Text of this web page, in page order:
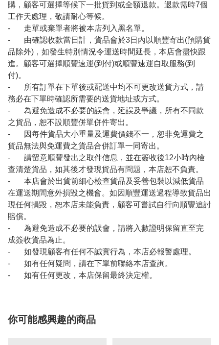
購，顧客可選擇等候下一批貨到或全額退款。退款需時7個
工作天處理，敬請耐心等候。
- 走單或棄單者將被本店列入黑名單。
- 由確認收款當日計，貨品會於3日內以順豐寄出(預購貨
品除外)，如發生特別情況令運送時間延長，本店會盡快跟
進。顧客可選擇順豐速運(到付)或順豐速運自取服務(到
付)。
- 所有訂單在下單後或配送中均不可更改送貨方式，請
務必在下單時確認所需要的送貨地址或方式。
- 為避免造成不必要的誤會，延誤及爭議，所有不同款
之貨品，恕不設順豐併單併件寄出。
- 因每件貨品大小重量及運費價錢不一，恕非免運費之
貨品無法與免運費之貨品合併訂單一同寄出。
- 請留意順豐發出之取件信息，並在簽收後12小時內檢
查清楚貨品，如其後才發現貨品有問題，本店恕不負責。
- 本店會於出貨前細心檢查貨品及妥善包裝以減低貨品
在運送期間意外損毀之機會。如因順豐運送過程導致貨品出
現任何損毀，恕本店未能負責，顧客可嘗試自行向順豐追討
賠償。
- 為避免造成不必要的誤會，請將入數證明保留直至完
成簽收貨品為止。
- 如發現顧客有任何不誠實行為，本店必報警處理。
- 如有任何疑問，請在下單前聯絡本店查詢。
- 如有任何更改，本店保留最終決定權。
你可能感興趣的商品